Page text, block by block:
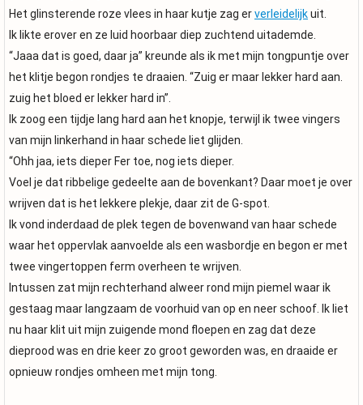
Het glinsterende roze vlees in haar kutje zag erverleidelijkuit.
Ik likte erover en ze luid hoorbaar diep zuchtend uitademde.
“Jaaa dat is goed, daar ja” kreunde als ik met mijn tongpuntje over
het klitje begon rondjes te draaien. “Zuig er maar lekker hard aan.
zuig het bloed er lekker hard in”.
Ik zoog een tijdje lang hard aan het knopje, terwijl ik twee vingers
van mijn linkerhand in haar schede liet glijden.
“Ohh jaa, iets dieper Fer toe, nog iets dieper.
Voel je dat ribbelige gedeelte aan de bovenkant? Daar moet je over
wrijven dat is het lekkere plekje, daar zit de G-spot.
Ik vond inderdaad de plek tegen de bovenwand van haar schede
waar het oppervlak aanvoelde als een wasbordje en begon er met
twee vingertoppen ferm overheen te wrijven.
Intussen zat mijn rechterhand alweer rond mijn piemel waar ik
gestaag maar langzaam de voorhuid van op en neer schoof. Ik liet
nu haar klit uit mijn zuigende mond floepen en zag dat deze
dieprood was en drie keer zo groot geworden was, en draaide er
opnieuw rondjes omheen met mijn tong.